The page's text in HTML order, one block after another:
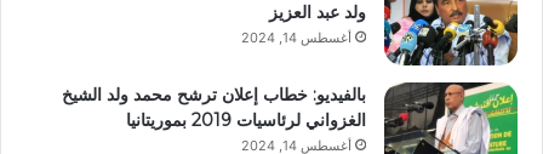
ولد عبد العزيز
أغسطس 14, 2024
بالفيديو: خطاب إعلان ترشح محمد ولد الشيخ
الغزواني لرئاسيات 2019 بموريتانيا
أغسطس 14, 2024